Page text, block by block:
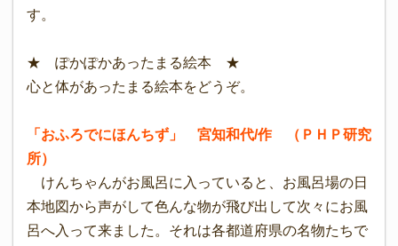
す。
★ ぽかぽかあったまる絵本 ★
心と体があったまる絵本をどうぞ。
「おふろでにほんちず」 宮知和代/作 （ＰＨＰ研究
所）
けんちゃんがお風呂に入っていると、お風呂場の日
本地図から声がして色んな物が飛び出して次々にお風
呂へ入って来ました。それは各都道府県の名物たちで